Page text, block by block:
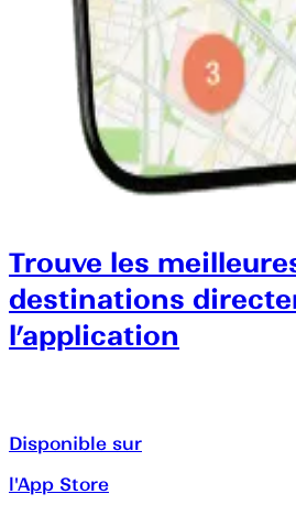
Trouve les
destinations
l’application
Disponible sur
l'App Store